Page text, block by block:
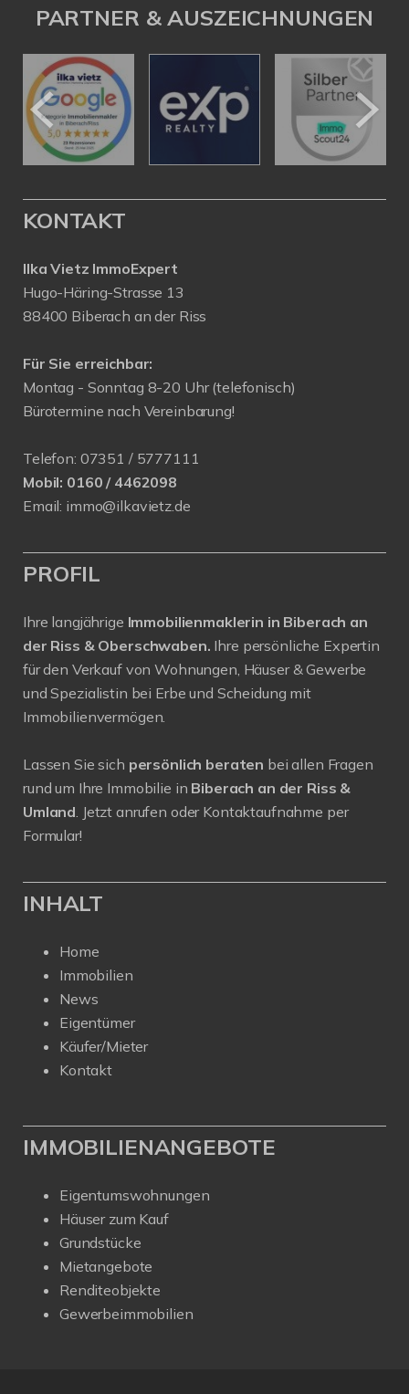
PARTNER & AUSZEICHNUNGEN
KONTAKT
Ilka Vietz ImmoExpert
Hugo-Häring-Strasse 13
88400 Biberach an der Riss
Für Sie erreichbar:
Montag - Sonntag 8-20 Uhr (telefonisch)
Bürotermine nach Vereinbarung!
Telefon: 07351 / 5777111
Mobil: 0160 / 4462098
Email: immo@ilkavietz.de
PROFIL
Ihre langjährige Immobilienmaklerin in Biberach an
der Riss & Oberschwaben. Ihre persönliche Expertin
für den Verkauf von Wohnungen, Häuser & Gewerbe
und Spezialistin bei Erbe und Scheidung mit
Immobilienvermögen.
Lassen Sie sich persönlich beraten bei allen Fragen
rund um Ihre Immobilie in Biberach an der Riss &
Umland. Jetzt anrufen oder Kontaktaufnahme per
Formular!
INHALT
Home
Immobilien
News
Eigentümer
Käufer/Mieter
Kontakt
IMMOBILIENANGEBOTE
Eigentumswohnungen
Häuser zum Kauf
Grundstücke
Mietangebote
Renditeobjekte
Gewerbeimmobilien